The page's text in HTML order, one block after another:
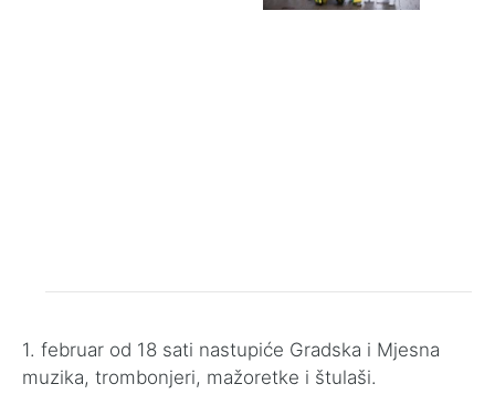
1. februar od 18 sati nastupiće Gradska i Mjesna
muzika, trombonjeri, mažoretke i štulaši.